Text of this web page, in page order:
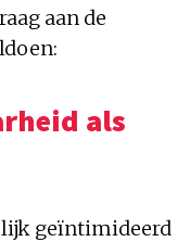
aan de
als
geïntimideerd